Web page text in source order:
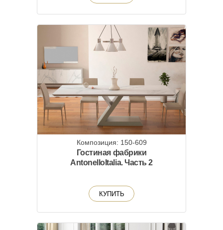
Композиция: 150-609
Гостиная фабрики
AntonelloItalia. Часть 2
КУПИТЬ